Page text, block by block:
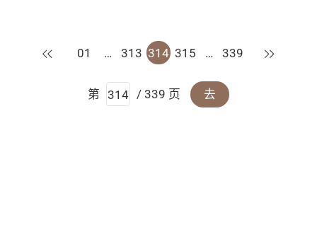
上一页
01 … 313 314 315 … 339 下一页
第 / 339 页 去